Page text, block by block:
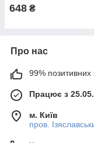
648 ₴
Про нас
99% позитивних
Працює з
м. Київ
пров.